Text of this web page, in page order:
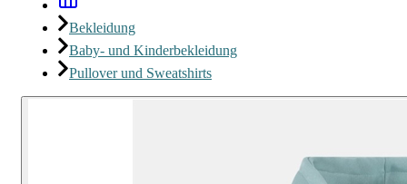
Bekleidung
Baby- und Kinderbekleidung
Pullover und Sweatshirts